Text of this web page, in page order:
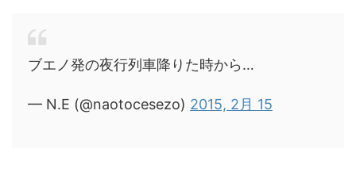
ブエノ発の夜行列車降りた時から…
— N.E (@naotocesezo) 2015, 2月 15